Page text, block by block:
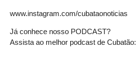
www.instagram.com/cubataonoticias
Já conhece nosso PODCAST?
Assista ao melhor podcast de Cubatão: